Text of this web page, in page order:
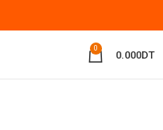
0
0.000DT